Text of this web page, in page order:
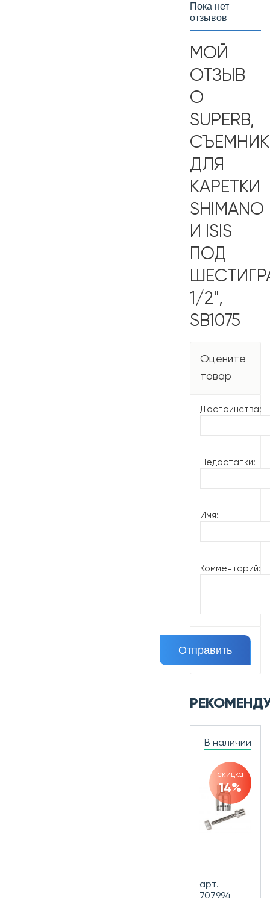
Пока нет
отзывов
МОЙ
ОТЗЫВ
О
SUPERB,
СЪЕМНИК
ДЛЯ
КАРЕТКИ
SHIMANO
И ISIS
ПОД
1/2",
SB1075
Оцените
товар
Достоинства:
Недостатки:
Имя:
Комментарий:
В наличии
скидка
14%
арт.